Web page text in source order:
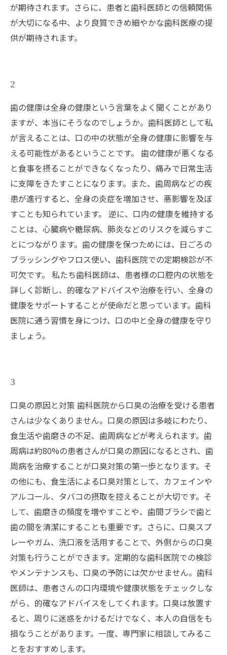
が期待されます。さらに、患者と歯科医師との信頼関係
が大切になる中、より良質できめ細やかな歯科医療の提
供が期待されます。
2
歯の健康は全身の健康という言葉をよく聞くことがあり
ますが、本当にそうなのでしょうか。歯科医師として私
が言えることは、口の中の状態が全身の健康に影響を与
える可能性があるということです。 歯の健康が悪くなる
と食事を摂ることができなくなったり、痛みで日常生活
に支障をきたすことになります。また、歯周病などの疾
患が進行すると、全身の炎症を増加させ、悪影響を及ぼ
すことも知られています。 逆に、口内の健康を維持する
ことは、心臓病や糖尿病、肺炎などのリスクを減らすこ
とにつながります。歯の健康を保つためには、日ごろの
ブラッシングやフロス使い、歯科医院での定期検診が不
可欠です。 私たち歯科医師は、患者様の口腔内の状態を
詳しく診断し、的確なアドバイスや治療を行い、全身の
健康をサポートすることが使命だと思っています。歯科
医院に通う習慣を身につけ、口の中と全身の健康を守り
ましょう。
3
口臭の原因と対策 歯科医院から口臭の治療を受ける患者
さんは少なくありません。口臭の原因は多岐にわたり、
食生活や歯磨きの不足、歯周病などが考えられます。歯
周病は約80%の患者さんが口臭の原因になるとされ、歯
周病を治療することが口臭対策の第一歩となります。そ
の他にも、食生活による口臭対策として、カフェインや
アルコール、タバコの摂取を控えることが大切です。そ
して、歯磨きの頻度を増やすことや、歯間ブラシで歯と
歯の間を清潔にすることも重要です。さらに、口臭スプ
レーやガム、洗口液を活用することで、外側からの口臭
対策も行うことができます。定期的な歯科医院での検診
やメンテナンスも、口臭の予防には欠かせません。歯科
医師は、患者さんの口内環境や健康状態をチェックしな
がら、的確なアドバイスをしてくれます。口臭は放置す
ると、周りに迷惑をかけるだけでなく、本人の自信をも
損なうことがあります。一度、専門家に相談してみるこ
とをおすすめします。